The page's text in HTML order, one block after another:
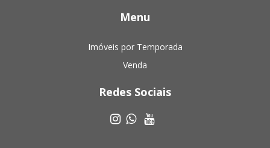
Menu
Imóveis por Temporada
Venda
Redes Sociais